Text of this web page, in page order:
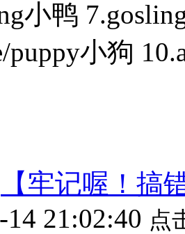
小鸭
puppy小狗
【牢记喔！搞
14 21:02:40 点